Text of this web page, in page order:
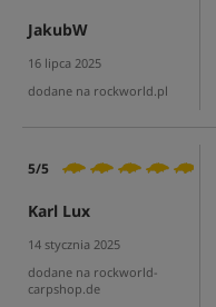
JakubW
16 lipca 2025
dodane na rockworld.pl
5/5
Karl Lux
14 stycznia 2025
dodane na rockworld-
carpshop.de